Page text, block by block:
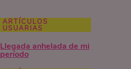
ARTÍCULOS
USUARIAS
Llegada anhelada de mi
período